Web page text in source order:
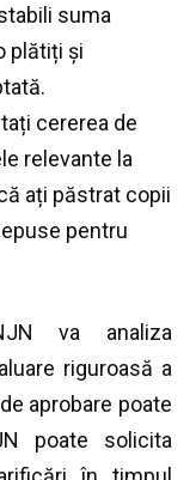
suma
plătiți și
cererea de
relevante la
ați păstrat copii
pentru
va analiza
riguroasă a
aprobare poate
poate solicita